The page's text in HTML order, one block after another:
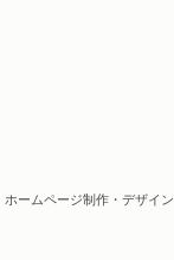
ームページ制作・デザイン